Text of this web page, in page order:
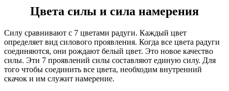
Цвета силы и сила намерения
Силу сравнивают с 7 цветами радуги. Каждый цвет
определяет вид силового проявления. Когда все цвета радуги
соединяются, они рождают белый цвет. Это новое качество
силы. Эти 7 проявлений силы составляют единую силу. Для
того чтобы соединить все цвета, необходим внутренний
скачок и им служит намерение.